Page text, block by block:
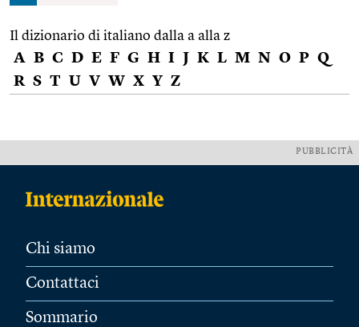
Il dizionario di italiano dalla a alla z
A B C D E F G H I J K L M N O P Q
R S T U V W X Y Z
PUBBLICITÀ
Chi siamo
Contattaci
Sommario